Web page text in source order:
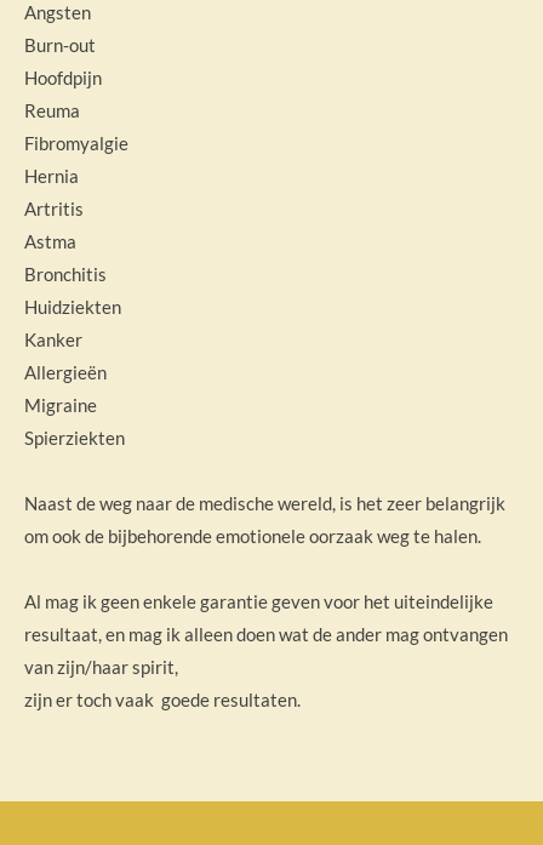
Angsten
Burn-out
Hoofdpijn
Reuma
Fibromyalgie
Hernia
Artritis
Astma
Bronchitis
Huidziekten
Kanker
Allergieën
Migraine
Spierziekten
Naast de weg naar de medische wereld, is het zeer belangrijk
om ook de bijbehorende emotionele oorzaak weg te halen.
Al mag ik geen enkele garantie geven voor het uiteindelijke
resultaat, en mag ik alleen doen wat de ander mag ontvangen
van zijn/haar spirit,
zijn er toch vaak goede resultaten.